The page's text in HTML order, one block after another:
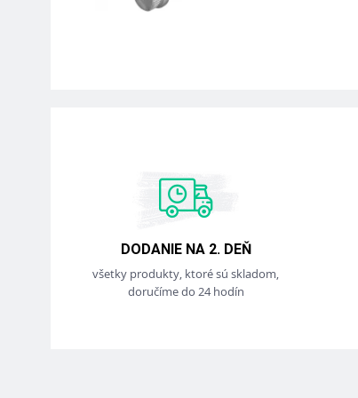
DODANIE NA 2. DEŇ
všetky produkty, ktoré sú skladom,
doručíme do 24 hodín